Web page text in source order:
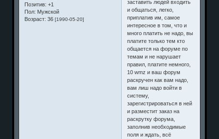
Позитив: +1
Пол: Мужской
Возраст: 36[1990-05-20]
заставить людей входить
и общаться, легко,
приплатив им, самое
интересное в том, что и
много платить не надо, вы
платите только тем кто
общается на форуме по
темам и не нарушает
правил, платите немного,
10 wmz и ваш форум
раскручен как вам надо,
вам лиш надо войти в
систему,
зарегистрироваться в ней
и разместит заказ на
раскрутку форума,
заполнив необходимые
поля и ждать, всё